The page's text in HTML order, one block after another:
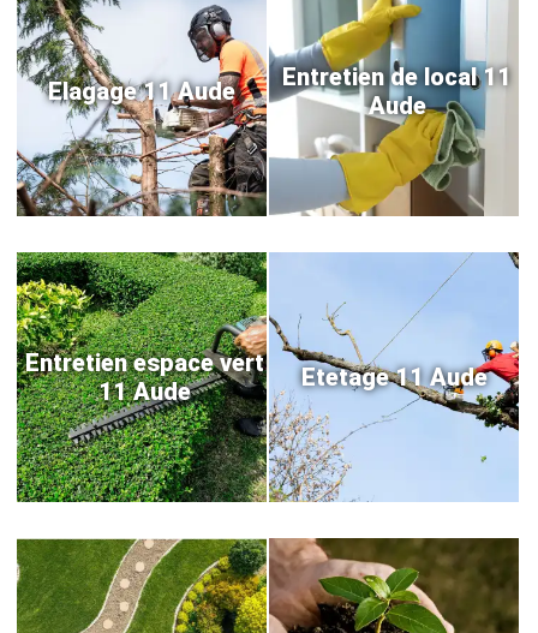
Elagage 11 Aude
Entretien de local 11
Aude
Entretien espace vert
11 Aude
Etetage 11 Aude